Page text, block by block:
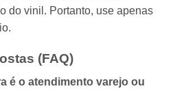
do vinil. Portanto, use apenas
(FAQ)
é o atendimento varejo ou